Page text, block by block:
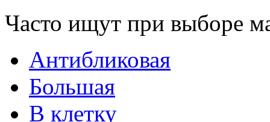
Часто ищут при выборе
Антибликовая
Большая
В клетку